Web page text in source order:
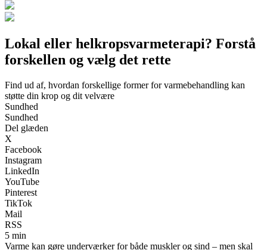
Lokal eller helkropsvarmeterapi? Forstå
forskellen og vælg det rette
Find ud af, hvordan forskellige former for varmebehandling kan
støtte din krop og dit velvære
Sundhed
Sundhed
Del glæden
X
Facebook
Instagram
LinkedIn
YouTube
Pinterest
TikTok
Mail
RSS
5 min
Varme kan gøre underværker for både muskler og sind – men skal